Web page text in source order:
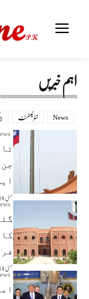
اہم خبریں
News انٹرٹینمنٹ
مئی 14, 2026
مئی 14, 2026